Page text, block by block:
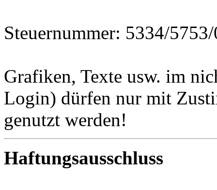
Steuernummer: 5334/
Grafiken, Texte usw. im
Login) dürfen nur mit
genutzt werden!
Haftungsausschluss